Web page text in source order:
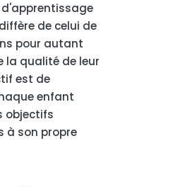
de celui de
pour autant
la qualité de leur
est de
enfant
objectifs
à son propre